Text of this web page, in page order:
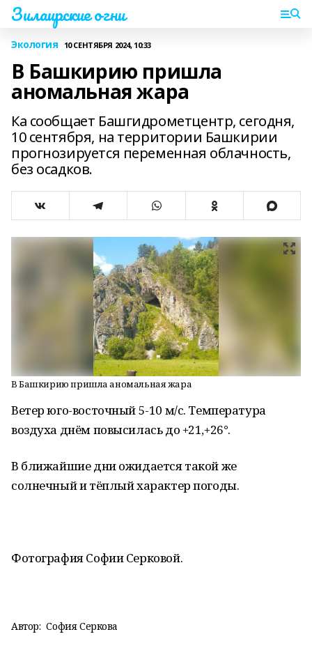
Зилаирские огни
Экология 10 СЕНТЯБРЯ 2024, 10:33
В Башкирию пришла
аномальная жара
Ка сообщает Башгидрометцентр, сегодня,
10 сентября, на территории Башкирии
прогнозируется переменная облачность,
без осадков.
В Башкирию пришла аномальная жара
Ветер юго-восточный 5-10 м/с. Температура
воздуха днём повысилась до +21,+26°.
В ближайшие дни ожидается такой же
солнечный и тёплый характер погоды.
Фотография Софии Серковой.
Автор: София Серкова